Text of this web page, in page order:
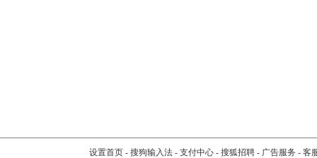
设置首页- 搜狗输入法- 支付中心- 搜狐招聘- 广告服务 - 客